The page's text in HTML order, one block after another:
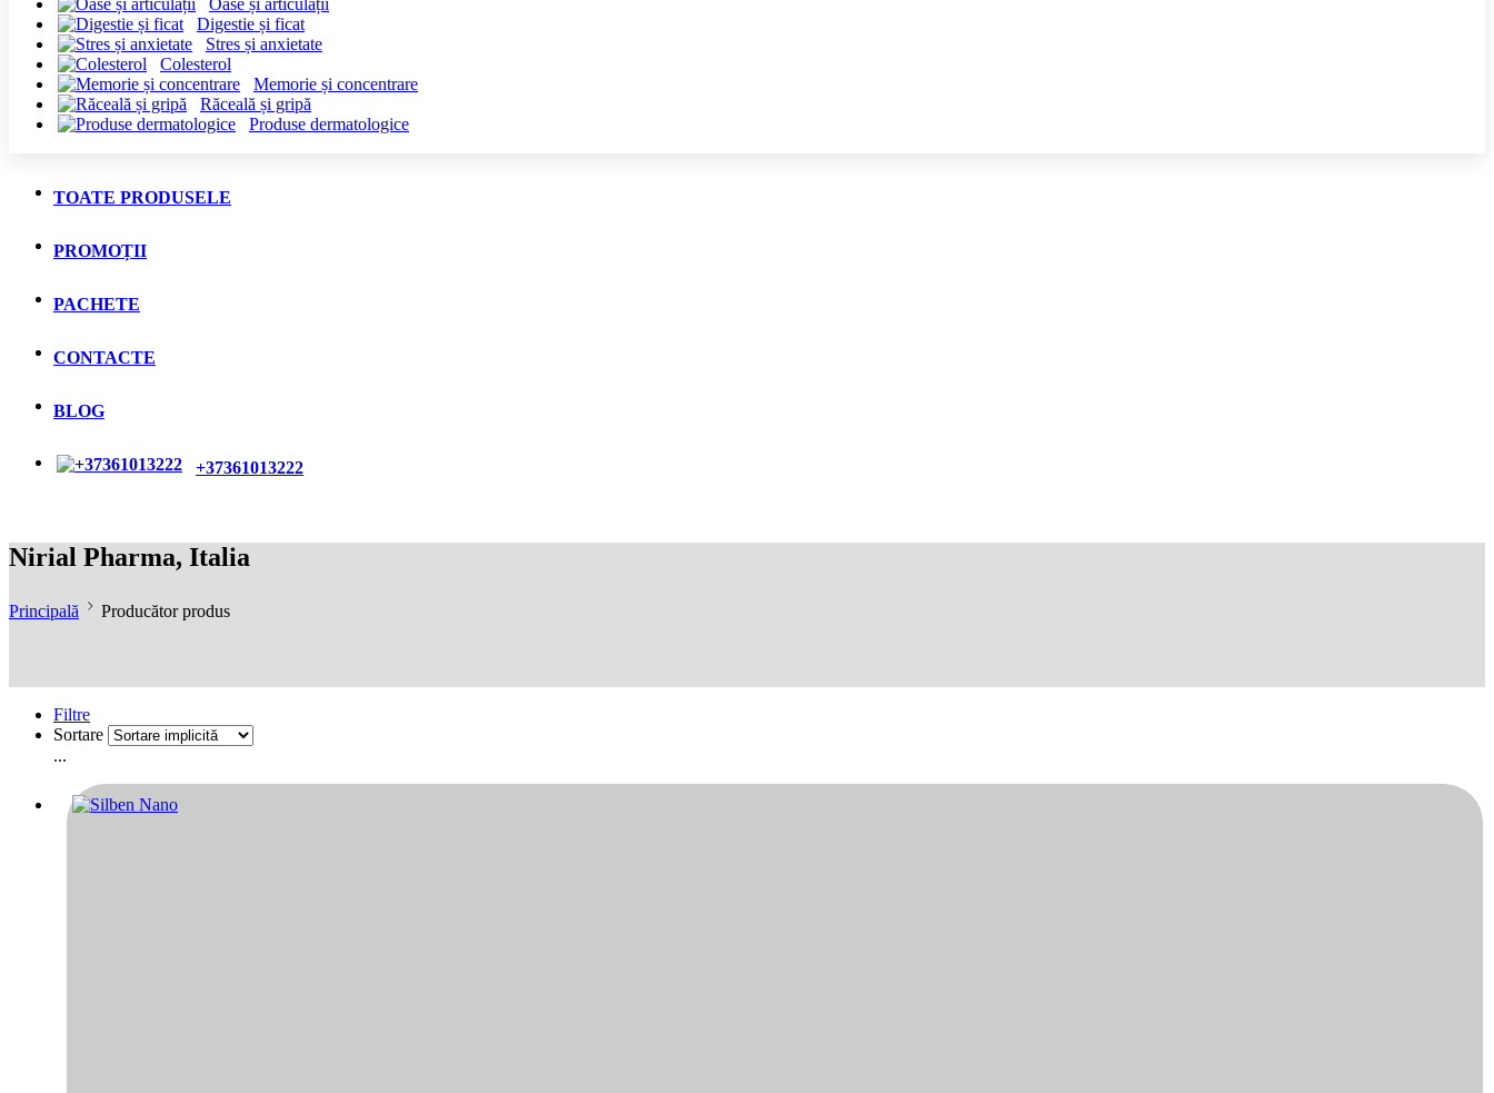
Oase și articulații
Digestie și ficat
Stres și anxietate
Colesterol
Memorie și concentrare
Răceală și gripă
Produse dermatologice
TOATE PRODUSELE
PROMOȚII
PACHETE
CONTACTE
BLOG
+37361013222
Nirial Pharma, Italia
Principală Producător produs
Filtre
Sortare
...